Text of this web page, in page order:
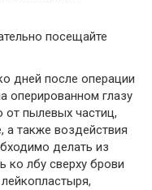
посещайте
дней после операции
оперированном глазу
пылевых частиц,
а также воздействия
делать из
ко лбу сверху брови